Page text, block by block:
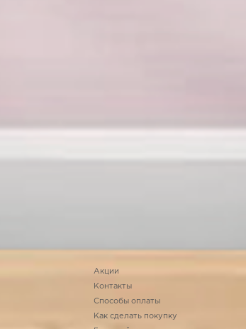
Акции
Контакты
Способы оплаты
Как сделать покупку